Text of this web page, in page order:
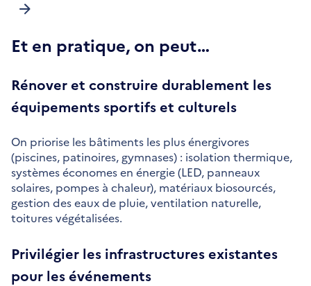
Et en pratique, on peut…
Rénover et construire durablement les
équipements sportifs et culturels
On priorise les bâtiments les plus énergivores
(piscines, patinoires, gymnases) : isolation thermique,
systèmes économes en énergie (LED, panneaux
solaires, pompes à chaleur), matériaux biosourcés,
gestion des eaux de pluie, ventilation naturelle,
toitures végétalisées.
Privilégier les infrastructures existantes
pour les événements